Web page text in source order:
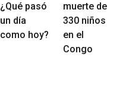
¿Qué pasó
un día
como hoy?
muerte de
330 niños
en el
Congo